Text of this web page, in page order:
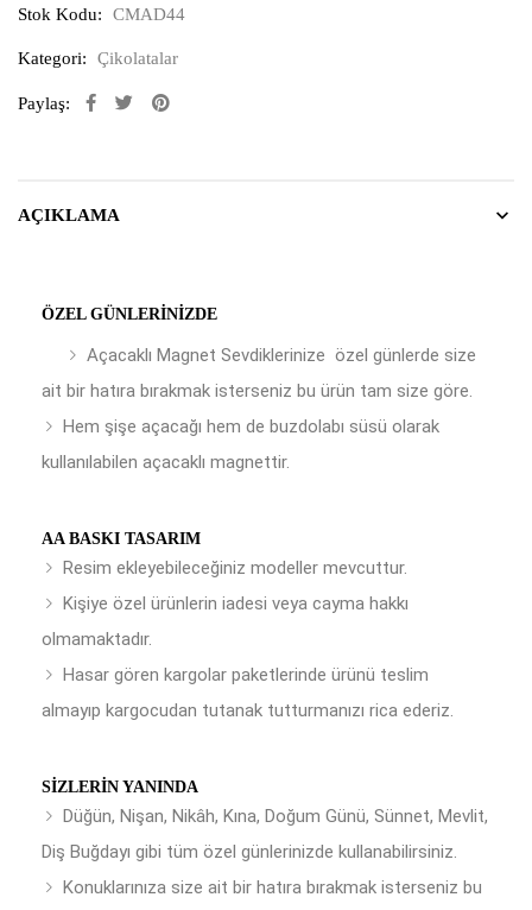
Stok Kodu: CMAD44
Kategori: Çikolatalar
Paylaş:
AÇIKLAMA
ÖZEL GÜNLERINIZDE
Açacaklı Magnet Sevdiklerinize özel günlerde size
ait bir hatıra bırakmak isterseniz bu ürün tam size göre.
Hem şişe açacağı hem de buzdolabı süsü olarak
kullanılabilen açacaklı magnettir.
AA BASKI TASARIM
Resim ekleyebileceğiniz modeller mevcuttur.
Kişiye özel ürünlerin iadesi veya cayma hakkı
olmamaktadır.
Hasar gören kargolar paketlerinde ürünü teslim
almayıp kargocudan tutanak tutturmanızı rica ederiz.
SIZLERIN YANINDA
Düğün, Nişan, Nikâh, Kına, Doğum Günü, Sünnet, Mevlit,
Diş Buğdayı gibi tüm özel günlerinizde kullanabilirsiniz.
Konuklarınıza size ait bir hatıra bırakmak isterseniz bu